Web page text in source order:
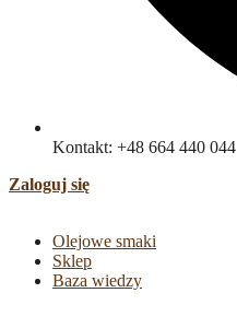
Kontakt: +48 664 440 044
Zaloguj się
Olejowe smaki
Sklep
Baza wiedzy